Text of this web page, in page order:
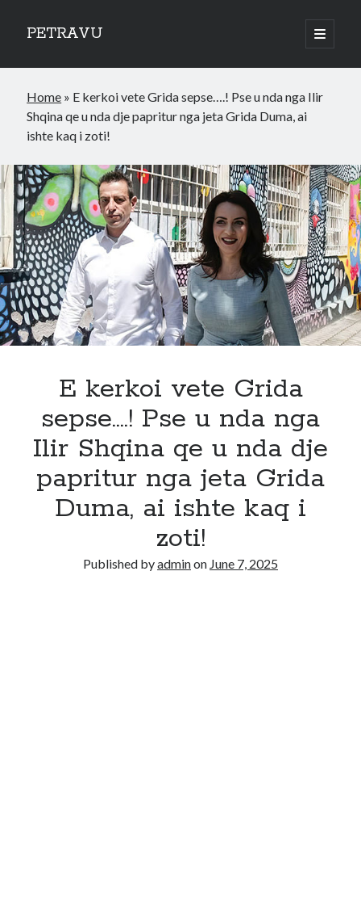
PETRAVU
open
primary
Sidebar
Bank
Credit Cards
Uncategorized
Home » E kerkoi vete Grida sepse….! Pse u nda nga Ilir
Shqina qe u nda dje papritur nga jeta Grida Duma, ai
ishte kaq i zoti!
E kerkoi vete Grida
sepse….! Pse u nda nga
Ilir Shqina qe u nda dje
papritur nga jeta Grida
Duma, ai ishte kaq i
zoti!
Published byadminon June 7, 2025